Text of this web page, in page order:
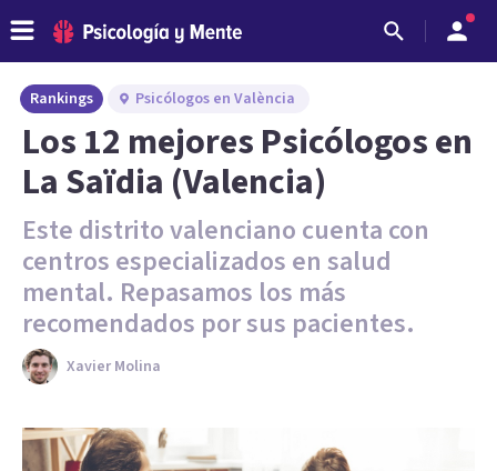
Rankings Psicólogos en València
Los 12 mejores Psicólogos en
La Saïdia (Valencia)
Este distrito valenciano cuenta con
centros especializados en salud
mental. Repasamos los más
recomendados por sus pacientes.
Xavier Molina